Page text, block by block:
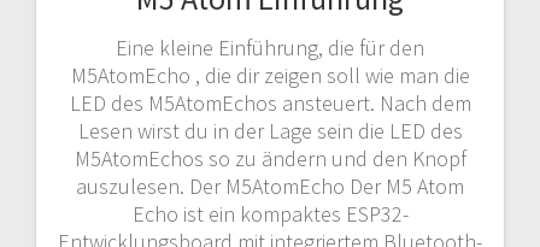
Eine kleine Einführung, die für den
M5AtomEcho , die dir zeigen soll wie man die
LED des M5AtomEchos ansteuert. Nach dem
Lesen wirst du in der Lage sein die LED des
M5AtomEchos so zu ändern und den Knopf
auszulesen. Der M5AtomEcho Der M5 Atom
Echo ist ein kompaktes ESP32-
Entwicklungsboard mit integriertem Bluetooth-